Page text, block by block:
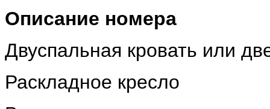
Описание номера
Двуспальная кровать или
Раскладное кресло